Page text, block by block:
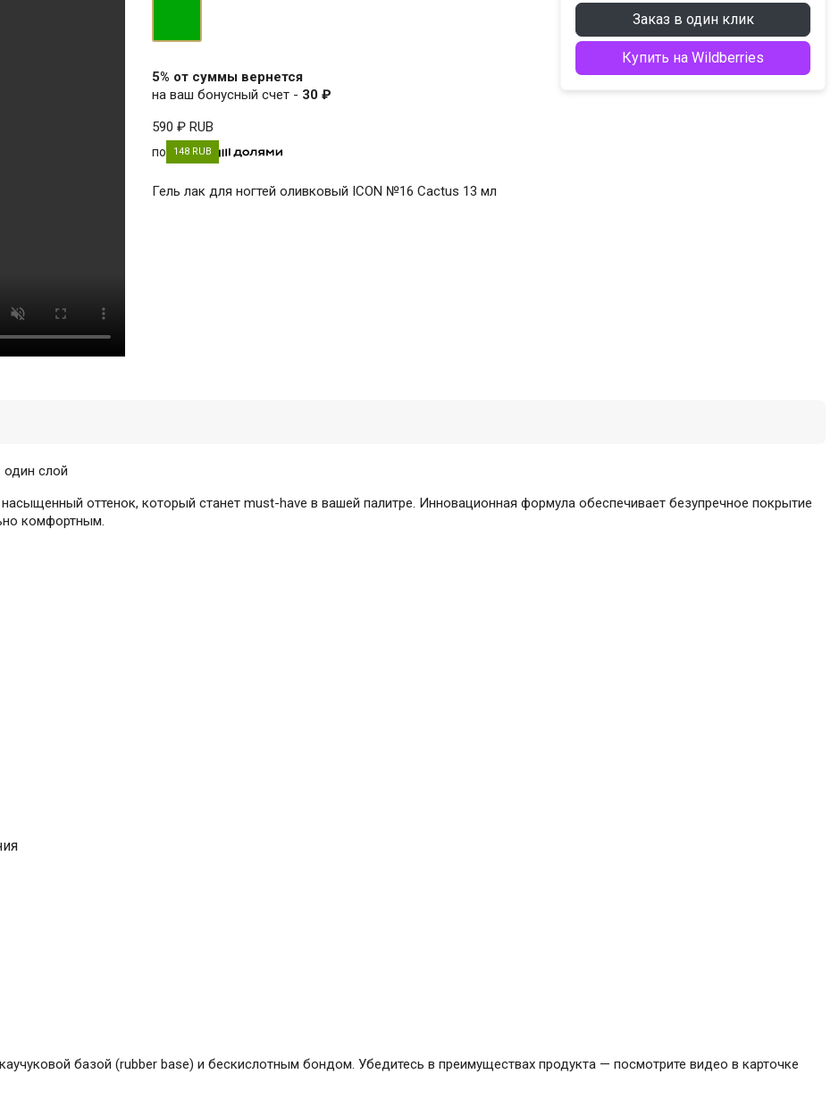
5% от суммы вернется
на ваш бонусный счет - 30 ₽
590 ₽ RUB
по 148 RUB
Гель лак для ногтей оливковый ICON №16 Cactus 13 мл
Заказ в один клик
Купить на Wildberries
один слой
оттенок, который станет must-have в вашей палитре. Инновационная формула обеспечивает безупречное покрытие
комфортным.
базой (rubber base) и бескислотным бондом. Убедитесь в преимуществах продукта — посмотрите видео в карточке